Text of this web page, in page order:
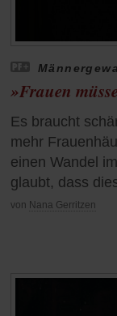
»Frauen
Es braucht
mehr
einen Wandel
glaubt, dass
von Nana Gerritzen